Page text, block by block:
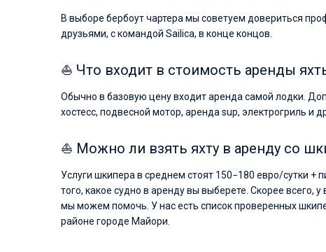
В выборе бербоут чартера мы советуем довериться
друзьями, с командой Sailica, в конце концов.
⛵ Что входит в стоимость аренды
Обычно в базовую цену входит аренда самой лодки.
хостесс, подвесной мотор, аренда sup, электрогриль и
⛵ Можно ли взять яхту в аренду со
Услуги шкипера в среднем стоят 150−180 евро/сутки
того, какое судно в аренду вы выберете. Скорее всего,
мы можем помочь. У нас есть список проверенных
районе городе Майори.